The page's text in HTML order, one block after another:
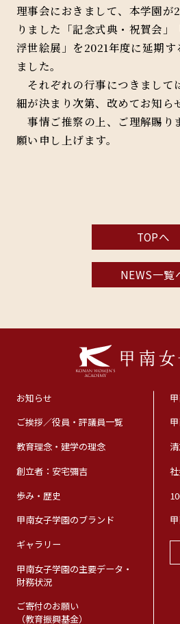
理事会におきまして、本学園が
りました「記念式典・祝賀会」
浮世絵展」を2021年度に延期
ました。
それぞれの行事につきまして
細が決まり次第、改めてお知ら
事情ご推察の上、ご理解賜り
願い申し上げます。
TOPへ
NEWS一覧
お知らせ
ご挨拶／役員・評議員一覧
教育理念・建学の理念
創立者：安宅彌吉
歩み・歴史
甲南女子学園のブランド
ギャラリー
甲南女子学園の主要データ・
財務状況
ご寄付のお願い
（教育振興基金）